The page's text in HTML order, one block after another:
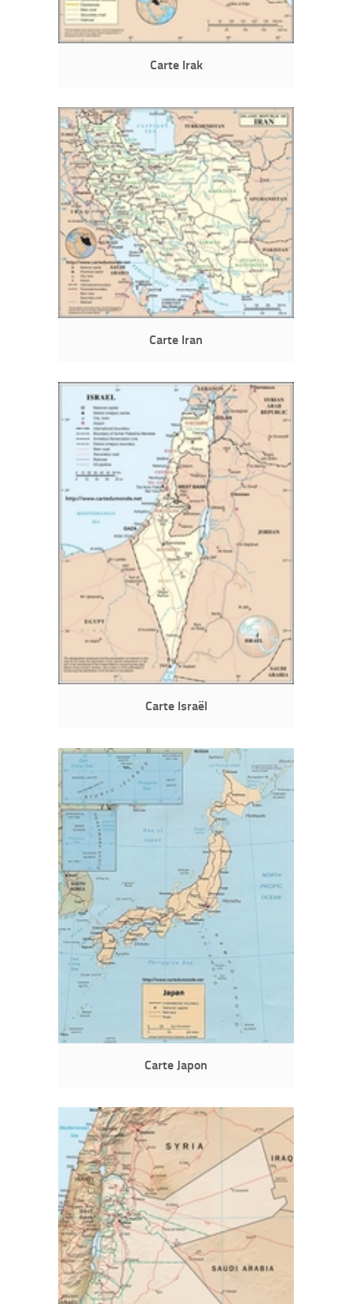
Carte Irak
Carte Iran
Carte Israël
Carte Japon